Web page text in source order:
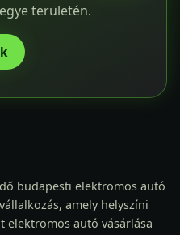
területén.
budapesti elektromos autó
amely helyszíni
elektromos autó vásárlása